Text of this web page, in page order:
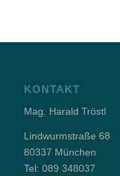
KONTAKT
Mag. Harald Tröstl
Lindwurmstraße 68
80337 München
Tel: 089 348037